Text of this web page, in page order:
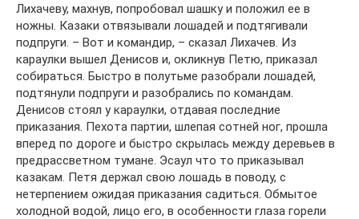
Лихачеву, махнув, попробовал шашку и положил ее в
ножны. Казаки отвязывали лошадей и подтягивали
подпруги. – Вот и командир, – сказал Лихачев. Из
караулки вышел Денисов и, окликнув Петю, приказал
собираться. Быстро в полутьме разобрали лошадей,
подтянули подпруги и разобрались по командам.
Денисов стоял у караулки, отдавая последние
приказания. Пехота партии, шлепая сотней ног, прошла
вперед по дороге и быстро скрылась между деревьев в
предрассветном тумане. Эсаул что то приказывал
казакам. Петя держал свою лошадь в поводу, с
нетерпением ожидая приказания садиться. Обмытое
холодной водой, лицо его, в особенности глаза горели